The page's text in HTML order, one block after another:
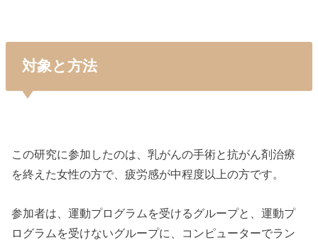
対象と方法
この研究に参加したのは、乳がんの手術と抗がん剤治療
を終えた女性の方で、疲労感が中程度以上の方です。
参加者は、運動プログラムを受けるグループと、運動プ
ログラムを受けないグループに、コンピューターでラン